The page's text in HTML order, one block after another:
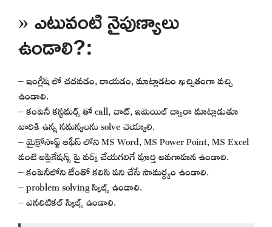
» ఎటువంటి నైపుణ్యాలు
ఉండాలి?:
– ఇంగ్లీష్ లో చదవడం, రాయడం, మాట్లాడటం ఖచ్చితంగా వచ్చి
ఉండాలి.
– కంపెనీ కస్టమర్స్ తో call, చాట్, ఇమెయిల్ ద్వారా మాట్లాడుతూ
వారికి ఉన్న సమస్యలను solve చెయ్యాలి.
– మైక్రోసాఫ్ట్ ఆఫీస్ లోని MS Word, MS Power Point, MS Excel
వంటి అప్లికేషన్స్ పై వర్క్ చేయగలిగే పూర్తి అవగాహన ఉండాలి.
– కంపెనీలోని టీంతో కలిసి పని చేసే సామర్ధ్యం ఉండాలి.
– problem solving స్కిల్స్ ఉండాలి.
– ఎనలిటికల్ స్కిల్స్ ఉండాలి.